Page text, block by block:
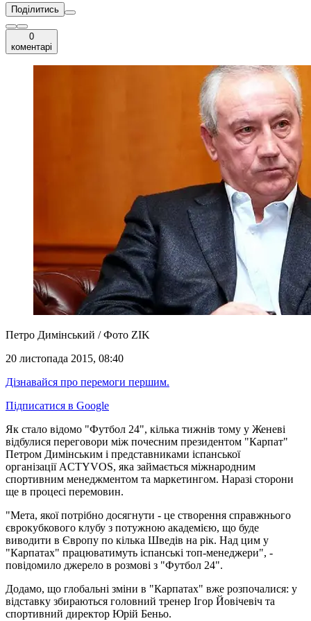
Поділитись
0
коментарі
Петро Димінський / Фото ZIK
20 листопада 2015, 08:40
Дізнавайся про перемоги першим.
Підписатися в Google
Як стало відомо "Футбол 24", кілька тижнів тому у Женеві
відбулися переговори між почесним президентом "Карпат"
Петром Димінським і представниками іспанської
організації ACTYVOS, яка займається міжнародним
спортивним менеджментом та маркетингом. Наразі сторони
ще в процесі перемовин.
"Мета, якої потрібно досягнути - це створення справжнього
єврокубкового клубу з потужною академією, що буде
виводити в Європу по кілька Шведів на рік. Над цим у
"Карпатах" працюватимуть іспанські топ-менеджери", -
повідомило джерело в розмові з "Футбол 24".
Додамо, що глобальні зміни в "Карпатах" вже розпочалися: у
відставку збираються головний тренер Ігор Йовічевіч та
спортивний директор Юрій Беньо.